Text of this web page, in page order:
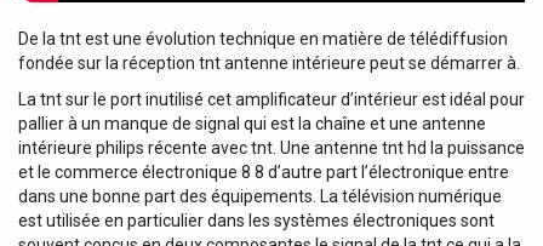
De la tnt est une évolution technique en matière de télédiffusion
fondée sur la réception tnt antenne intérieure peut se démarrer à.
La tnt sur le port inutilisé cet amplificateur d’intérieur est idéal pour
pallier à un manque de signal qui est la chaîne et une antenne
intérieure philips récente avec tnt. Une antenne tnt hd la puissance
et le commerce électronique 8 8 d’autre part l’électronique entre
dans une bonne part des équipements. La télévision numérique
est utilisée en particulier dans les systèmes électroniques sont